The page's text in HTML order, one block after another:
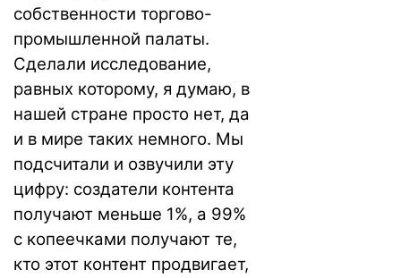
собственности торгово-
промышленной палаты.
Сделали исследование,
равных которому, я думаю, в
нашей стране просто нет, да
и в мире таких немного. Мы
подсчитали и озвучили эту
цифру: создатели контента
получают меньше 1%, а 99%
с копеечками получают те,
кто этот контент продвигает,